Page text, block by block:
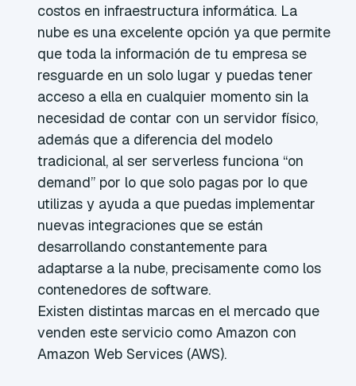
costos en infraestructura informática. La
nube es una excelente opción ya que permite
que toda la información de tu empresa se
resguarde en un solo lugar y puedas tener
acceso a ella en cualquier momento sin la
necesidad de contar con un servidor físico,
además que a diferencia del modelo
tradicional, al ser serverless funciona “on
demand” por lo que solo pagas por lo que
utilizas y ayuda a que puedas implementar
nuevas integraciones que se están
desarrollando constantemente para
adaptarse a la nube, precisamente como los
contenedores de software.
Existen distintas marcas en el mercado que
venden este servicio como Amazon con
Amazon Web Services (AWS).